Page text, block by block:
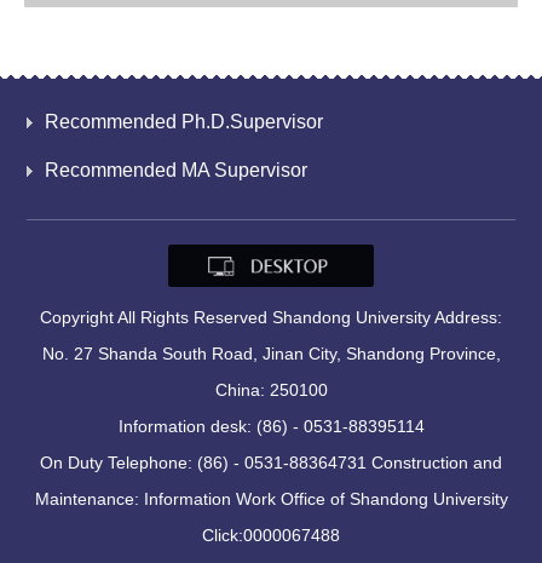
Recommended Ph.D.Supervisor
Recommended MA Supervisor
Copyright All Rights Reserved Shandong University Address:
No. 27 Shanda South Road, Jinan City, Shandong Province,
China: 250100
Information desk: (86) - 0531-88395114
On Duty Telephone: (86) - 0531-88364731 Construction and
Maintenance: Information Work Office of Shandong University
Click:0000067488